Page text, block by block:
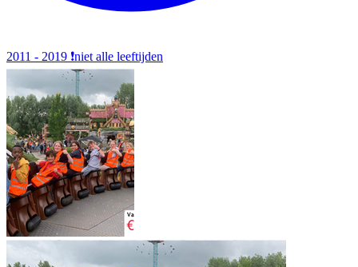
2011 - 2019 ❗️niet alle leeftijden